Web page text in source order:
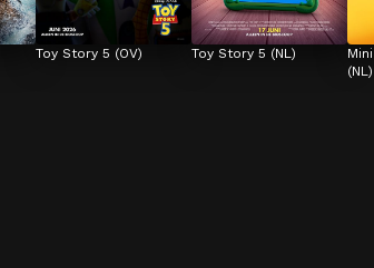
Toy Story 5 (OV) Toy Story 5 (NL)
(NL)